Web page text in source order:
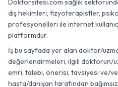
Doktorsitesi.com sağlık
diş hekimleri, fizyoterapistler,
profesyonelleri ile internet
platformdur.
İş bu sayfada yer alan doktor/
değerlendirmeleri, ilgili doktorun/
emri, talebi, önerisi, tavsiyesi ve/
hasta/danışan tarafından